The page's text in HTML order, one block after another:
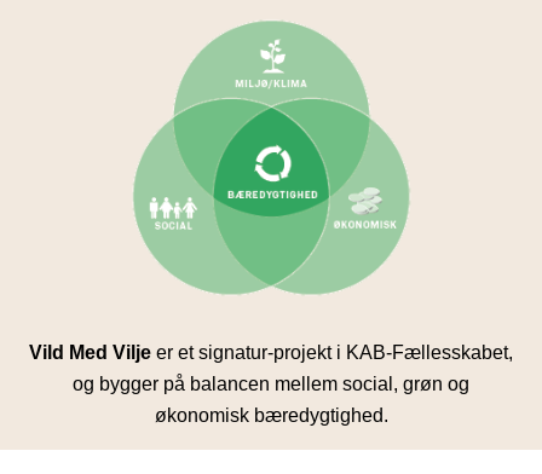
Vild Med Vilje er et signatur-projekt i KAB-Fællesskabet,
og bygger på balancen mellem social, grøn og
økonomisk bæredygtighed.